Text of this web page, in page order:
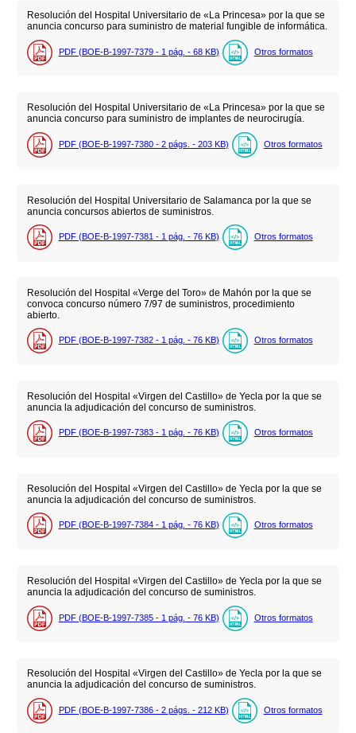
Resolución del Hospital Universitario de «La Princesa» por la que se
anuncia concurso para suministro de material fungible de informática.
PDF (BOE-B-1997-7379 - 1 pág. - 68 KB) Otros formatos
Resolución del Hospital Universitario de «La Princesa» por la que se
anuncia concurso para suministro de implantes de neurocirugía.
PDF (BOE-B-1997-7380 - 2 págs. - 203 KB) Otros formatos
Resolución del Hospital Universitario de Salamanca por la que se
anuncia concursos abiertos de suministros.
PDF (BOE-B-1997-7381 - 1 pág. - 76 KB) Otros formatos
Resolución del Hospital «Verge del Toro» de Mahón por la que se
convoca concurso número 7/97 de suministros, procedimiento
abierto.
PDF (BOE-B-1997-7382 - 1 pág. - 76 KB) Otros formatos
Resolución del Hospital «Virgen del Castillo» de Yecla por la que se
anuncia la adjudicación del concurso de suministros.
PDF (BOE-B-1997-7383 - 1 pág. - 76 KB) Otros formatos
Resolución del Hospital «Virgen del Castillo» de Yecla por la que se
anuncia la adjudicación del concurso de suministros.
PDF (BOE-B-1997-7384 - 1 pág. - 76 KB) Otros formatos
Resolución del Hospital «Virgen del Castillo» de Yecla por la que se
anuncia la adjudicación del concurso de suministros.
PDF (BOE-B-1997-7385 - 1 pág. - 76 KB) Otros formatos
Resolución del Hospital «Virgen del Castillo» de Yecla por la que se
anuncia la adjudicación del concurso de suministros.
PDF (BOE-B-1997-7386 - 2 págs. - 212 KB) Otros formatos